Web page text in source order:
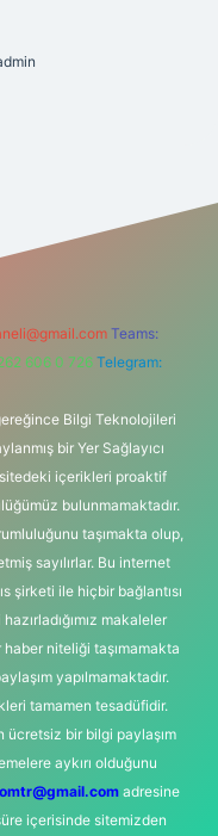
Teams:
606 0 726 Telegram:
Bilgi Teknolojileri
bir Yer Sağlayıcı
içerikleri proaktif
bulunmamaktadır.
taşımakta olup,
sayılırlar. Bu internet
şirketi ile hiçbir bağlantısı
makaleler
niteliği taşımamakta
yapılmamaktadır.
tamamen tesadüfidir.
ücretsiz bir bilgi paylaşım
aykırı olduğunu
adresine
içerisinde sitemizden